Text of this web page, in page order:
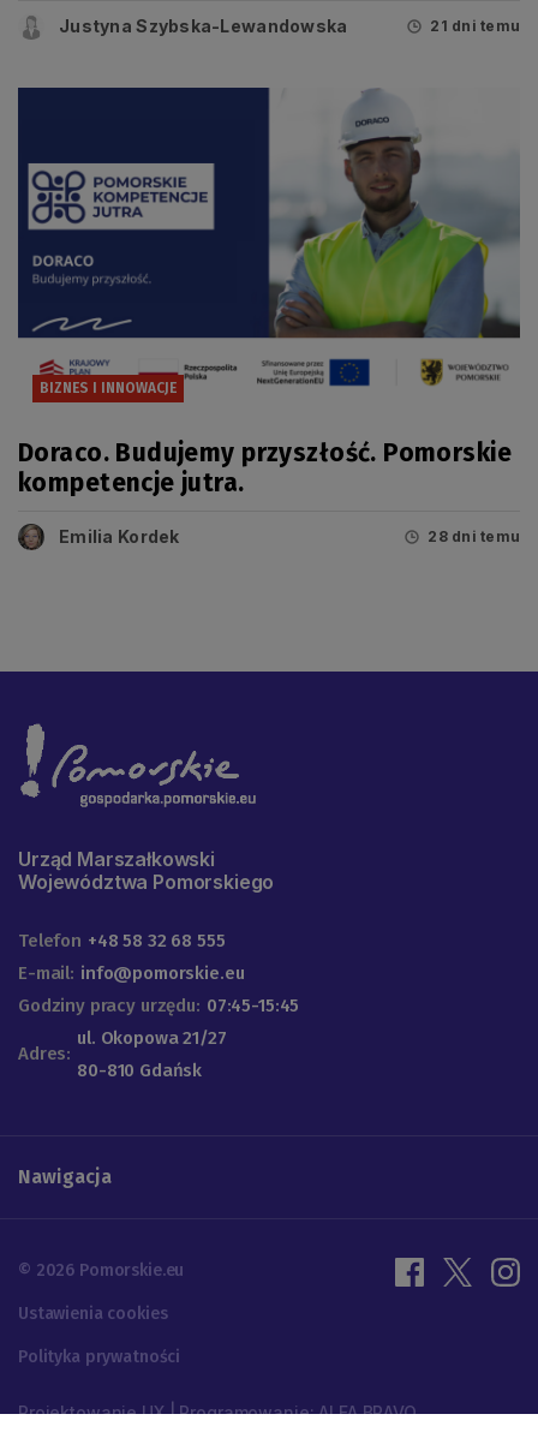
regionu świadczy coś więcej niż liczba
Justyna Szybska-Lewandowska 21 dni temu
BIZNES I INNOWACJE
Doraco. Budujemy przyszłość. Pomorskie
kompetencje jutra.
Emilia Kordek 28 dni temu
Urząd Marszałkowski
Województwa Pomorskiego
Telefon +48 58 32 68 555
E-mail: info@pomorskie.eu
Godziny pracy urzędu: 07:45-15:45
Adres:
ul. Okopowa 21/27
80-810 Gdańsk
Nawigacja
© 2026 Pomorskie.eu
Ustawienia cookies
Polityka prywatności
Projektowanie UX | Programowanie: ALFA BRAVO